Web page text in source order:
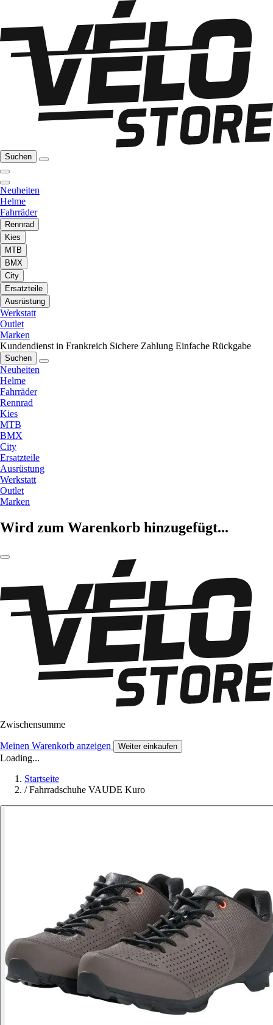
Suchen
Neuheiten
Helme
Fahrräder
Rennrad
Kies
MTB
BMX
City
Ersatzteile
Ausrüstung
Werkstatt
Outlet
Marken
Kundendienst in Frankreich Sichere Zahlung Einfache Rückgabe
Suchen
Neuheiten
Helme
Fahrräder
Rennrad
Kies
MTB
BMX
City
Ersatzteile
Ausrüstung
Werkstatt
Outlet
Marken
Wird zum Warenkorb hinzugefügt...
Zwischensumme
Meinen Warenkorb anzeigen Weiter einkaufen
Loading...
Startseite
/ Fahrradschuhe VAUDE Kuro